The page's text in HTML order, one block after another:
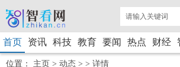
首页 资讯 科技 教育 要闻 热点 财经
位置： 主页 > 动态 > > 详情